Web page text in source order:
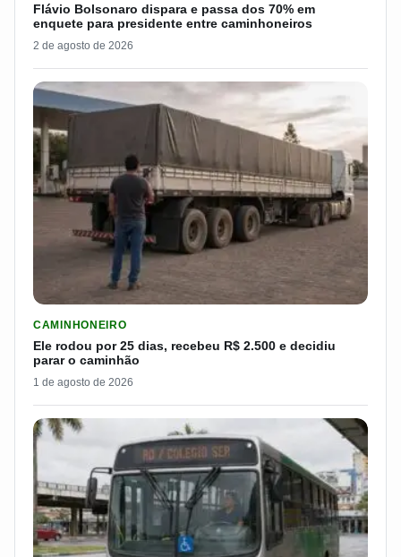
Flávio Bolsonaro dispara e passa dos 70% em
enquete para presidente entre caminhoneiros
2 de agosto de 2026
CAMINHONEIRO
Ele rodou por 25 dias, recebeu R$ 2.500 e decidiu
parar o caminhão
1 de agosto de 2026